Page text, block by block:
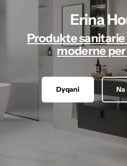
Erina
Produkte
moderne
Dyqani